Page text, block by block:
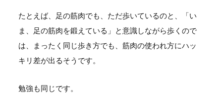
たとえば、足の筋肉でも、ただ歩いているのと、「い
ま、足の筋肉を鍛えている」と意識しながら歩くので
は、まったく同じ歩き方でも、筋肉の使われ方にハッ
キリ差が出るそうです。
勉強も同じです。